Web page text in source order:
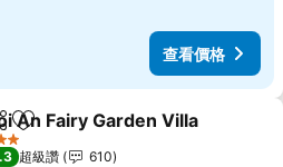
查看價格
加入我的最愛
An Fairy Garden Villa
級
超級讚
610